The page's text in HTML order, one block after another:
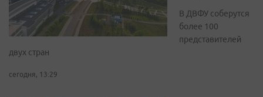
В ДВФУ соберутся
более 100
представителей
двух стран
сегодня, 13:29